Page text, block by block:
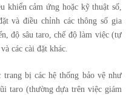
khiển cảm ứng hoặc kỹ thuật số,
và điều chỉnh các thông số gia
độ sâu taro, chế độ làm việc (tự
các cài đặt khác.
trang bị các hệ thống bảo vệ như
taro (thường dựa trên việc giám